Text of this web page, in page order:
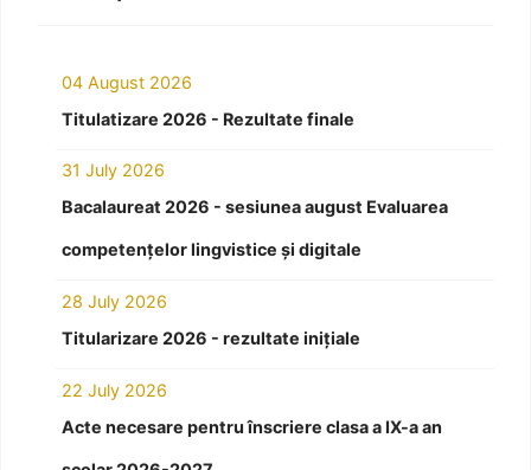
04 August 2026
Titulatizare 2026 - Rezultate finale
31 July 2026
Bacalaureat 2026 - sesiunea august Evaluarea
competențelor lingvistice și digitale
28 July 2026
Titularizare 2026 - rezultate inițiale
22 July 2026
Acte necesare pentru înscriere clasa a IX-a an